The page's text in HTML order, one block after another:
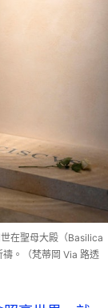
在聖母大殿（Basilica
。（梵蒂岡 Via 路透